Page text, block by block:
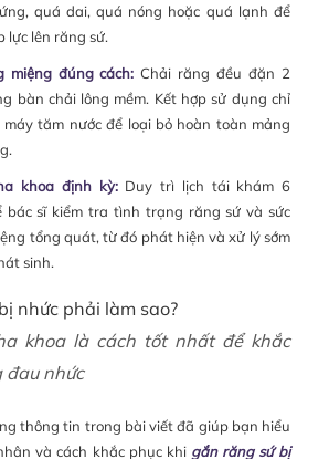
quá dai, quá nóng hoặc quá lạnh để
lực lên răng sứ.
miệng đúng cách: Chải răng đều đặn 2
bàn chải lông mềm. Kết hợp sử dụng chỉ
tăm nước để loại bỏ hoàn toàn mảng
khoa định kỳ:Duy trì lịch tái khám 6
bác sĩ kiểm tra tình trạng răng sứ và sức
tổng quát, từ đó phát hiện và xử lý sớm
sinh.
khoa là cách tốt nhất để khắc
đau nhức
thông tin trong bài viết đã giúp bạn hiểu
và cách khắc phục khi gắn răng sứ bị